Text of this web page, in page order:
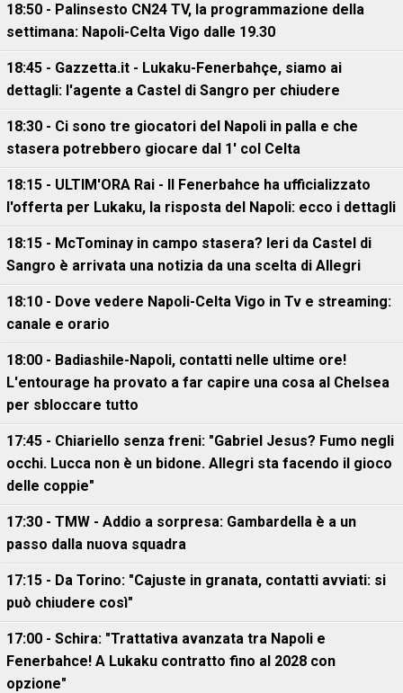
18:50 - Palinsesto CN24 TV, la programmazione della
settimana: Napoli-Celta Vigo dalle 19.30
18:45 - Gazzetta.it - Lukaku-Fenerbahçe, siamo ai
dettagli: l'agente a Castel di Sangro per chiudere
18:30 - Ci sono tre giocatori del Napoli in palla e che
stasera potrebbero giocare dal 1' col Celta
18:15 - ULTIM'ORA Rai - Il Fenerbahce ha ufficializzato
l'offerta per Lukaku, la risposta del Napoli: ecco i dettagli
18:15 - McTominay in campo stasera? Ieri da Castel di
Sangro è arrivata una notizia da una scelta di Allegri
18:10 - Dove vedere Napoli-Celta Vigo in Tv e streaming:
canale e orario
18:00 - Badiashile-Napoli, contatti nelle ultime ore!
L'entourage ha provato a far capire una cosa al Chelsea
per sbloccare tutto
17:45 - Chiariello senza freni: "Gabriel Jesus? Fumo negli
occhi. Lucca non è un bidone. Allegri sta facendo il gioco
delle coppie"
17:30 - TMW - Addio a sorpresa: Gambardella è a un
passo dalla nuova squadra
17:15 - Da Torino: "Cajuste in granata, contatti avviati: si
può chiudere così"
17:00 - Schira: "Trattativa avanzata tra Napoli e
Fenerbahce! A Lukaku contratto fino al 2028 con
opzione"